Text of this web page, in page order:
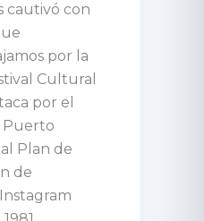
cautivó con
por la
Cultural
por el
Puerto
Plan de
de